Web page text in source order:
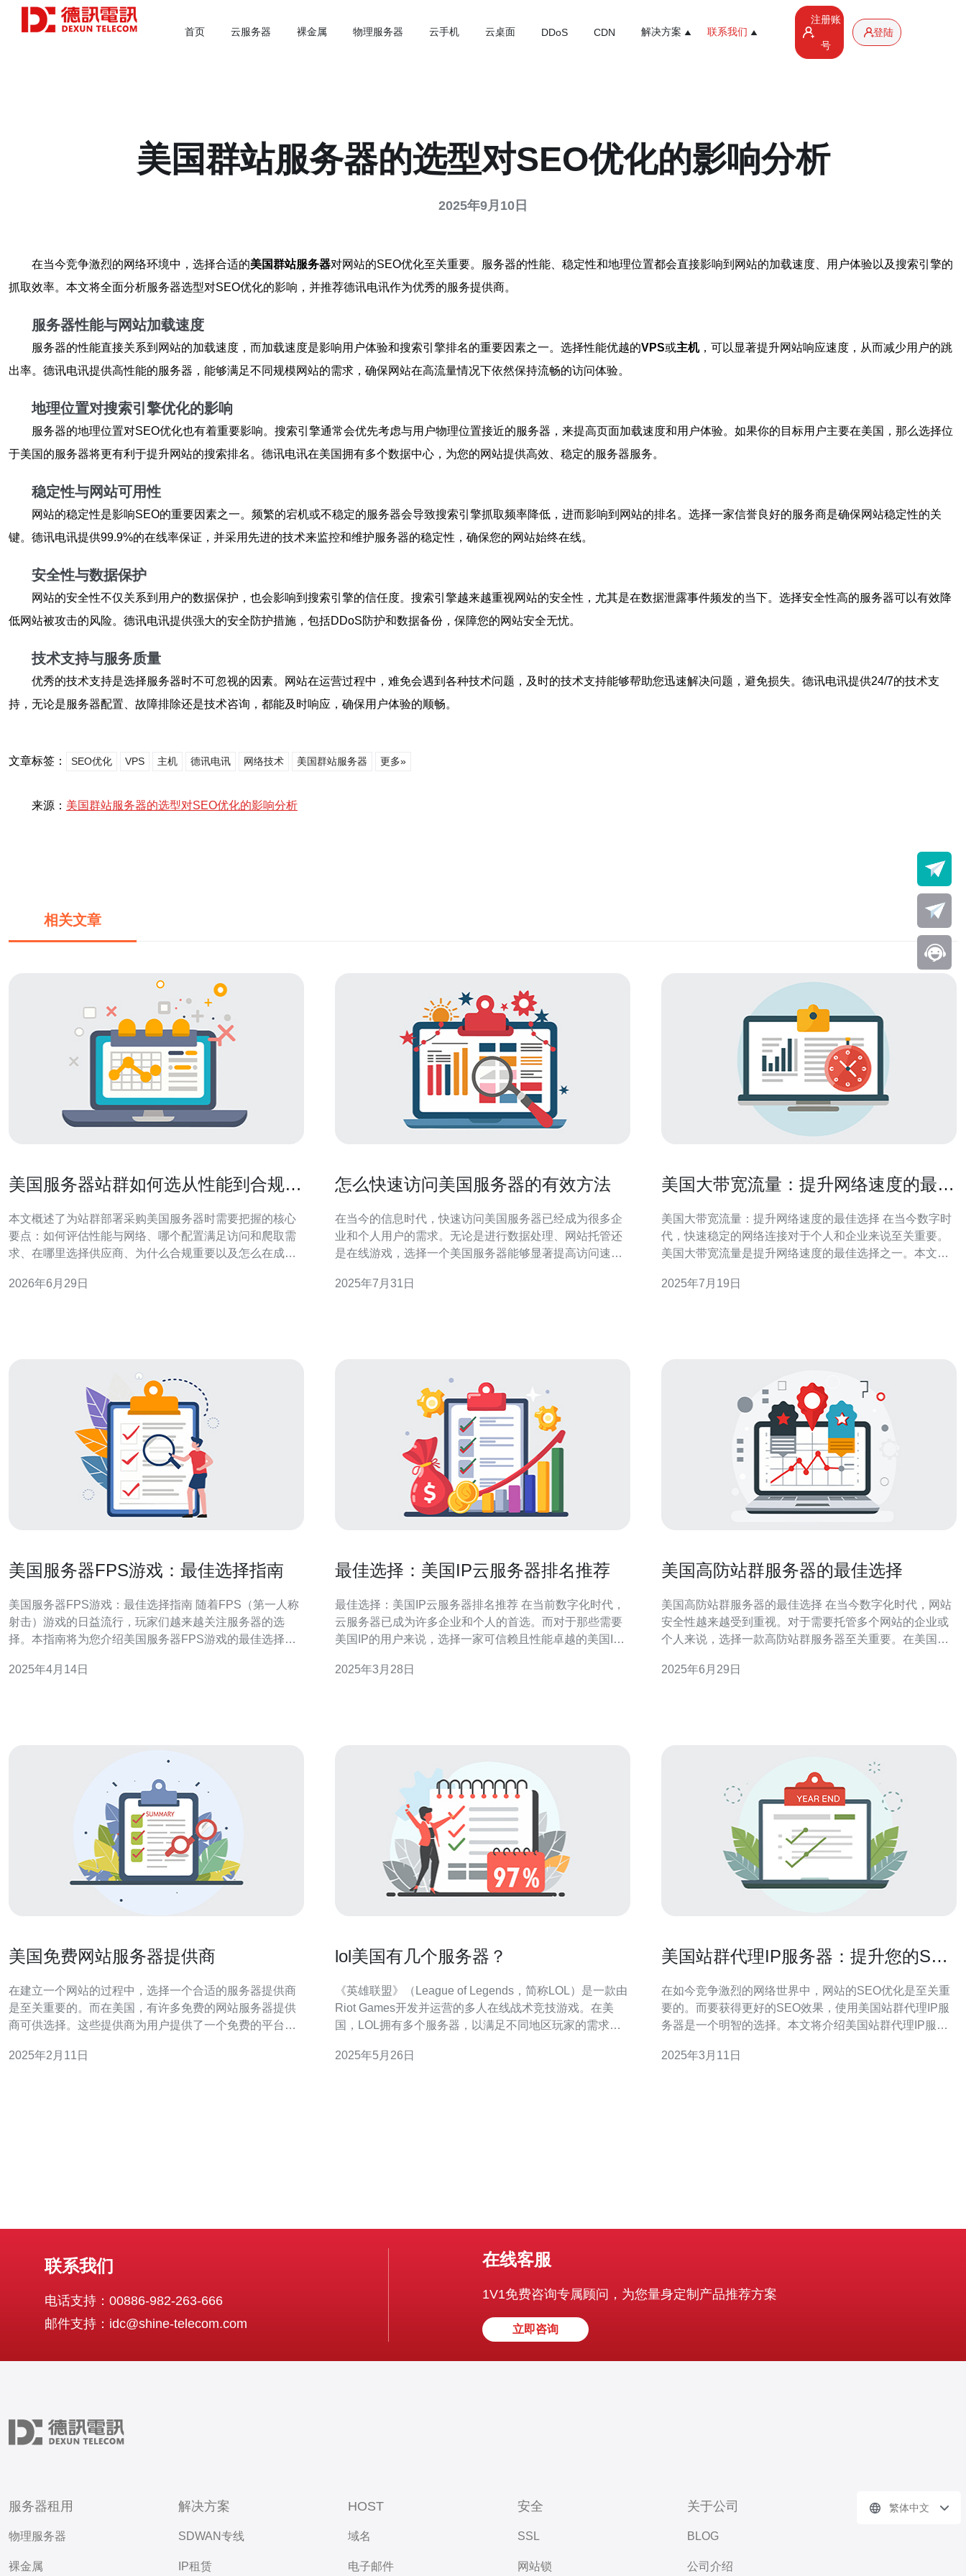
首页 云服务器 裸金属 物理服务器 云手机 云桌面 DDoS CDN 解决方案 联系我们
注册账
号
登陆
美国群站服务器的选型对SEO优化的影响分析
2025年9月10日
在当今竞争激烈的网络环境中，选择合适的美国群站服务器对网站的SEO优化至关重要。服务器的性能、稳定性和地理位置都会直接影响到网站的加载速度、用户体验以及搜索引擎的
抓取效率。本文将全面分析服务器选型对SEO优化的影响，并推荐德讯电讯作为优秀的服务提供商。
服务器性能与网站加载速度
服务器的性能直接关系到网站的加载速度，而加载速度是影响用户体验和搜索引擎排名的重要因素之一。选择性能优越的VPS或主机，可以显著提升网站响应速度，从而减少用户的跳
出率。德讯电讯提供高性能的服务器，能够满足不同规模网站的需求，确保网站在高流量情况下依然保持流畅的访问体验。
地理位置对搜索引擎优化的影响
服务器的地理位置对SEO优化也有着重要影响。搜索引擎通常会优先考虑与用户物理位置接近的服务器，来提高页面加载速度和用户体验。如果你的目标用户主要在美国，那么选择位
于美国的服务器将更有利于提升网站的搜索排名。德讯电讯在美国拥有多个数据中心，为您的网站提供高效、稳定的服务器服务。
稳定性与网站可用性
网站的稳定性是影响SEO的重要因素之一。频繁的宕机或不稳定的服务器会导致搜索引擎抓取频率降低，进而影响到网站的排名。选择一家信誉良好的服务商是确保网站稳定性的关
键。德讯电讯提供99.9%的在线率保证，并采用先进的技术来监控和维护服务器的稳定性，确保您的网站始终在线。
安全性与数据保护
网站的安全性不仅关系到用户的数据保护，也会影响到搜索引擎的信任度。搜索引擎越来越重视网站的安全性，尤其是在数据泄露事件频发的当下。选择安全性高的服务器可以有效降
低网站被攻击的风险。德讯电讯提供强大的安全防护措施，包括DDoS防护和数据备份，保障您的网站安全无忧。
技术支持与服务质量
优秀的技术支持是选择服务器时不可忽视的因素。网站在运营过程中，难免会遇到各种技术问题，及时的技术支持能够帮助您迅速解决问题，避免损失。德讯电讯提供24/7的技术支
持，无论是服务器配置、故障排除还是技术咨询，都能及时响应，确保用户体验的顺畅。
文章标签： SEO优化 VPS 主机 德讯电讯 网络技术 美国群站服务器 更多»
来源： 美国群站服务器的选型对SEO优化的影响分析
相关文章
美国服务器站群如何选从性能到合规的
本文概述了为站群部署采购美国服务器时需要把握的核心
要点：如何评估性能与网络、哪个配置满足访问和爬取需
求、在哪里选择供应商、为什么合规重要以及怎么在成本
运维或采购人员快速决策并降低法律与运营风险。 我需要
2026年6月29日
怎么快速访问美国服务器的有效方法
在当今的信息时代，快速访问美国服务器已经成为很多企
业和个人用户的需求。无论是进行数据处理、网站托管还
是在线游戏，选择一个美国服务器能够显著提高访问速度
帮助用户快速访问美国服务器。 一、选择合适的VPN服务
2025年7月31日
美国大带宽流量：提升网络速度的最佳
美国大带宽流量：提升网络速度的最佳选择 在当今数字时
代，快速稳定的网络连接对于个人和企业来说至关重要。
美国大带宽流量是提升网络速度的最佳选择之一。本文将
服务。 美国大带宽流量是指能够提供高速、稳定的网络连
2025年7月19日
美国服务器FPS游戏：最佳选择指南
美国服务器FPS游戏：最佳选择指南 随着FPS（第一人称
射击）游戏的日益流行，玩家们越来越关注服务器的选
择。本指南将为您介绍美国服务器FPS游戏的最佳选择。
的。美国拥有许多位于不同地区的服务器，以满足玩家的
2025年4月14日
最佳选择：美国IP云服务器排名推荐
最佳选择：美国IP云服务器排名推荐 在当前数字化时代，
云服务器已成为许多企业和个人的首选。而对于那些需要
美国IP的用户来说，选择一家可信赖且性能卓越的美国IP
排名靠前的美国IP云服务器供应商，帮助您做出最佳选
2025年3月28日
美国高防站群服务器的最佳选择
美国高防站群服务器的最佳选择 在当今数字化时代，网站
安全性越来越受到重视。对于需要托管多个网站的企业或
个人来说，选择一款高防站群服务器至关重要。在美国，
的呢？ 首先，选择高防站群服务器时要考虑其性能稳定
2025年6月29日
美国免费网站服务器提供商
在建立一个网站的过程中，选择一个合适的服务器提供商
是至关重要的。而在美国，有许多免费的网站服务器提供
商可供选择。这些提供商为用户提供了一个免费的平台来
免费的网站服务器提供商时，考虑服务器的性能是非常重
2025年2月11日
lol美国有几个服务器？
《英雄联盟》（League of Legends，简称LOL）是一款由
Riot Games开发并运营的多人在线战术竞技游戏。在美
国，LOL拥有多个服务器，以满足不同地区玩家的需求。
丁美洲北服务器和拉丁美洲南服务器。这些服务器分别为
2025年5月26日
美国站群代理IP服务器：提升您的SEO
在如今竞争激烈的网络世界中，网站的SEO优化是至关重
要的。而要获得更好的SEO效果，使用美国站群代理IP服
务器是一个明智的选择。本文将介绍美国站群代理IP服务
群代理IP服务器是一种网络服务器，可以为您的网站提供
2025年3月11日
联系我们
电话支持：00886-982-263-666
邮件支持：idc@shine-telecom.com
在线客服
1V1免费咨询专属顾问，为您量身定制产品推荐方案
立即咨询
服务器租用
物理服务器
裸金属
解决方案
SDWAN专线
IP租赁
HOST
域名
电子邮件
安全
SSL
网站锁
关于公司
BLOG
公司介绍
繁体中文